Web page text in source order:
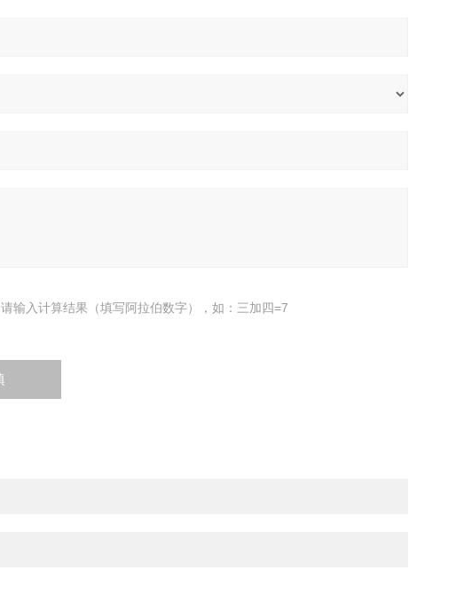
请输入计算结果（填写阿拉伯数字），如：三加四=7